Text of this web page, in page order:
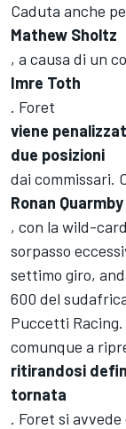
Caduta anche
Mathew Sholtz
, a causa di un
Imre Toth
. Foret
viene
due posizioni
dai commissari.
Ronan Quarmby
, con la wild-
sorpasso
settimo giro,
600 del
Puccetti
comunque a
ritirandosi
tornata
. Foret si